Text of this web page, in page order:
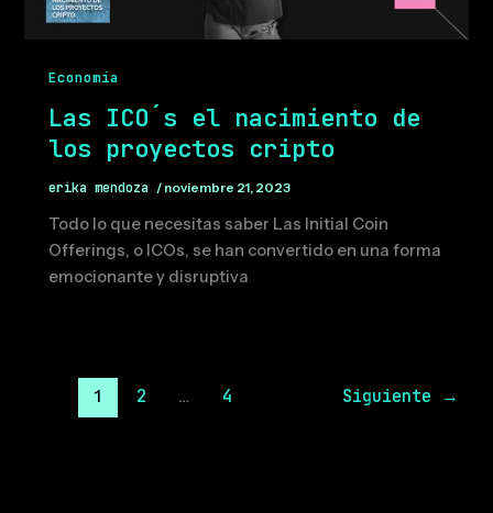
Economía
Las ICO´s el nacimiento de
los proyectos cripto
erika mendoza / noviembre 21, 2023
Todo lo que necesitas saber Las Initial Coin
Offerings, o ICOs, se han convertido en una forma
emocionante y disruptiva
1 2 … 4 Siguiente →